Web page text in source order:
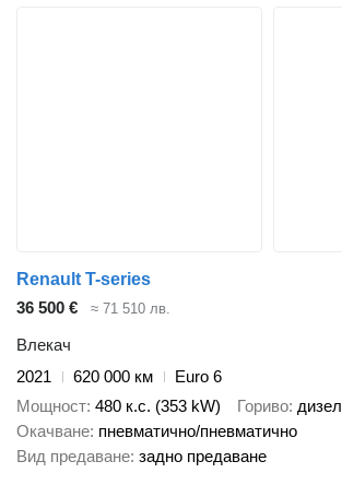
Renault T-series
36 500 €
≈ 71 510 лв.
Влекач
2021
620 000 км
Euro 6
Мощност 480 к.с. (353 kW) Гориво дизел
Окачване пневматично/пневматично
Вид предаване задно предаване